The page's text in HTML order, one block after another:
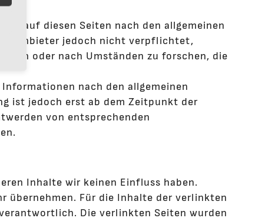
auf diesen Seiten nach den allgemeinen
jedoch nicht verpflichtet,
oder nach Umständen zu forschen, die
nach den allgemeinen
ist jedoch erst ab dem Zeitpunkt der
von entsprechenden
Inhalte wir keinen Einfluss haben.
übernehmen. Für die Inhalte der verlinkten
Die verlinkten Seiten wurden